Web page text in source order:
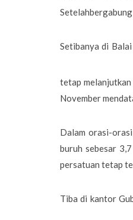
Setibanya di
tetap
November
Dalam orasi-
buruh sebesar
persatuan tetap
Tiba di kantor